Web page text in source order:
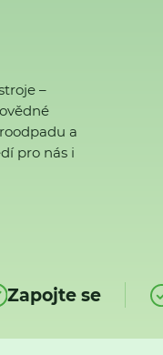
–
a
pro nás i
Zapojte se